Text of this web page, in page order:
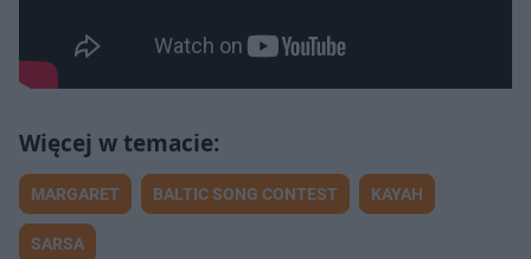
MARGARET BALTIC SONG CONTEST KAYAH
SARSA